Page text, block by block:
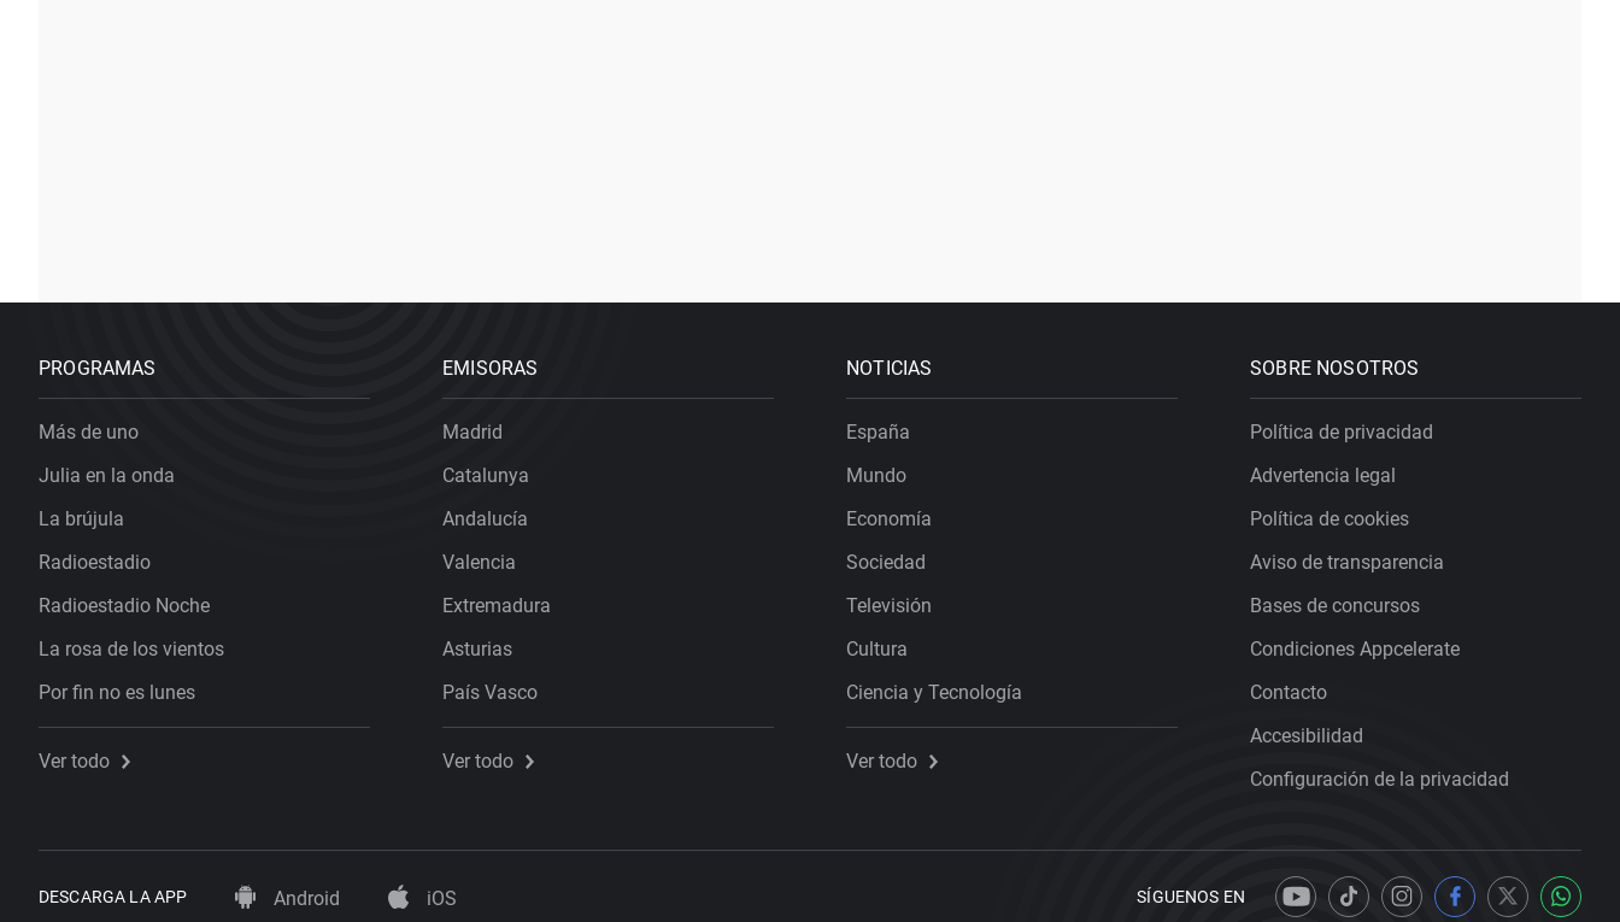
PROGRAMAS
Más de uno
Julia en la onda
La brújula
Radioestadio
Radioestadio Noche
La rosa de los vientos
Por fin no es lunes
Ver todo
EMISORAS
Madrid
Catalunya
Andalucía
Valencia
Extremadura
Asturias
País Vasco
Ver todo
NOTICIAS
España
Mundo
Economía
Sociedad
Televisión
Cultura
Ciencia y Tecnología
Ver todo
SOBRE NOSOTROS
Política de privacidad
Advertencia legal
Política de cookies
Aviso de transparencia
Bases de concursos
Condiciones Appcelerate
Contacto
Accesibilidad
Configuración de la privacidad
DESCARGA LA APP Android iOS SÍGUENOS EN